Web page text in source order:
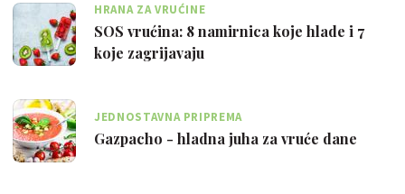
HRANA ZA VRUĆINE
SOS vrućina: 8 namirnica koje hlade i 7
koje zagrijavaju
JEDNOSTAVNA PRIPREMA
Gazpacho - hladna juha za vruće dane